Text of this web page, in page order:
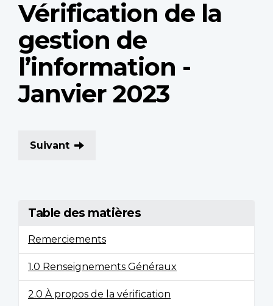
Vérification de la
gestion de
l’information -
Janvier 2023
Suivant
Table des matières
Remerciements
1.0 Renseignements Généraux
2.0 À propos de la vérification